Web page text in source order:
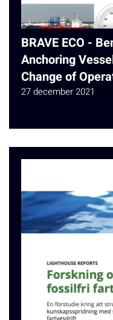
BRAVE ECO -
Anchoring
Change of
27 december 2021